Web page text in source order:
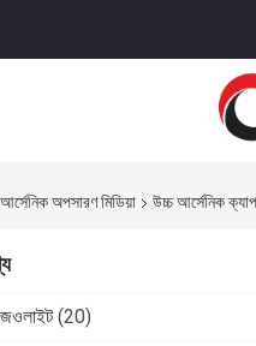
আর্সেনিক অপসারণ মিডিয়া উচ্চ আর্সেনিক
(20)